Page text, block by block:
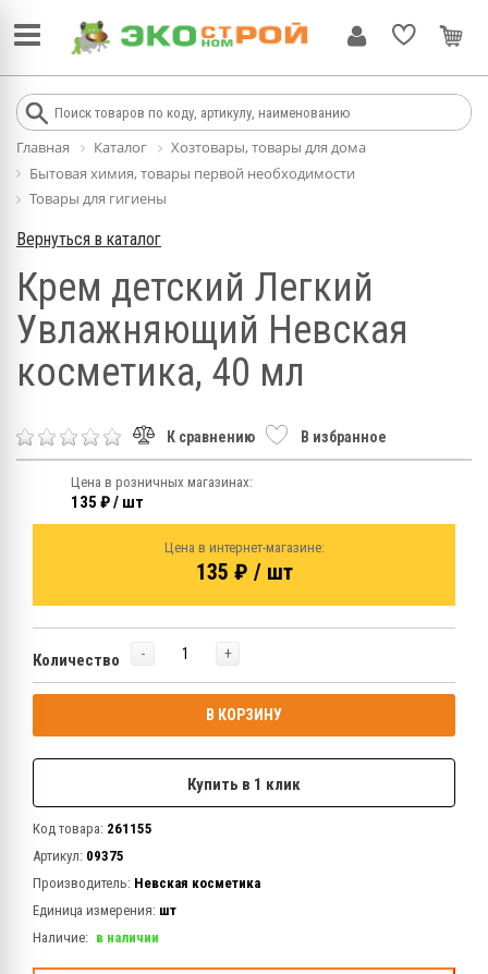
Главная Каталог
Хозтовары, товары для дома
Бытовая химия, товары первой необходимости
Товары для гигиены
Вернуться в каталог
Крем детский Легкий
Увлажняющий Невская
косметика, 40 мл
К сравнению В избранное
Цена в розничных магазинах:
135 ₽ / шт
Цена в интернет-магазине:
135 ₽ / шт
Количество - +
В КОРЗИНУ
Купить в 1 клик
Код товара: 261155
Артикул: 09375
Производитель: Невская косметика
Единица измерения: шт
Наличие: в наличии